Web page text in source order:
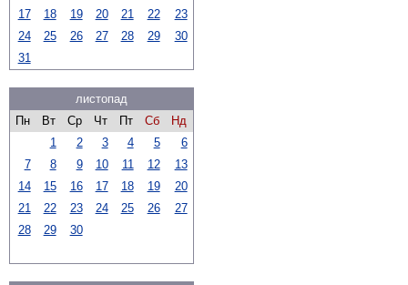
17
18 19 20 21 22
23
24
25 26 27 28 29
30
31
листопад
Пн
Вт Ср Чт Пт Сб
Нд
1
2 3 4 5
6
7
8 9 10 11 12
13
14
15 16 17 18 19
20
21
22 23 24 25 26
27
28
29 30